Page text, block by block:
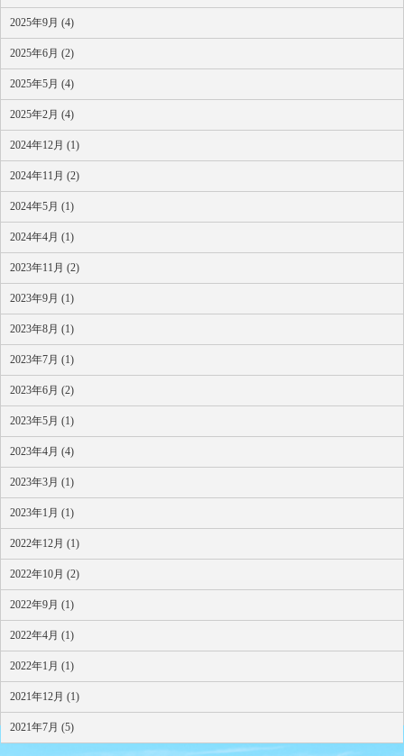
2025年9月 (4)
2025年6月 (2)
2025年5月 (4)
2025年2月 (4)
2024年12月 (1)
2024年11月 (2)
2024年5月 (1)
2024年4月 (1)
2023年11月 (2)
2023年9月 (1)
2023年8月 (1)
2023年7月 (1)
2023年6月 (2)
2023年5月 (1)
2023年4月 (4)
2023年3月 (1)
2023年1月 (1)
2022年12月 (1)
2022年10月 (2)
2022年9月 (1)
2022年4月 (1)
2022年1月 (1)
2021年12月 (1)
2021年7月 (5)